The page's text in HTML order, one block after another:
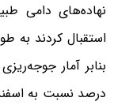
نهاده‌های دامی
استقبال کردند
درصد نسبت به